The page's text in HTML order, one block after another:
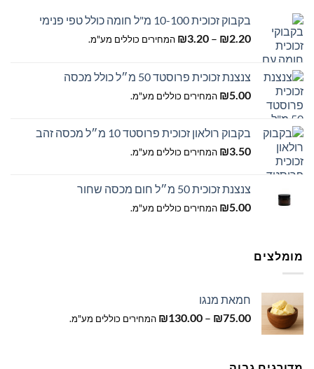
בקבוק זכוכית 10-100 מ"ל חומה כולל טפי פנימי
₪2.20
–
₪3.20
טווח
עד
המחירים כוללים מע"מ.
צנצנת זכוכית פרוסטד 50 מ״ל כולל מכסה
₪5.00 המחירים כוללים מע"מ.
בקבוק רולאון זכוכית פרוסטד 10 מ״ל מכסה זהב
₪3.50 המחירים כוללים מע"מ.
צנצנת זכוכית 50 מ״ל חום מכסה שחור
₪5.00 המחירים כוללים מע"מ.
מומלצים
חמאת מנגו
₪75.00
–
₪130.00
טווח
המחירים כוללים מע"מ.